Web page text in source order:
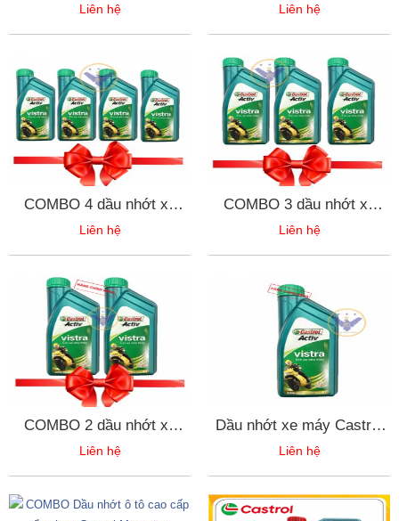
Liên hệ Liên hệ
COMBO 4 dầu nhớt xe
máy Castrol Activ Vistra
Liên hệ
COMBO 3 dầu nhớt xe
máy Castrol Activ Vistra
Liên hệ
COMBO 2 dầu nhớt xe
máy Castrol Activ Vistra
Liên hệ
Dầu nhớt xe máy Castrol
Activ Vistra 20w50 0.8l
Liên hệ